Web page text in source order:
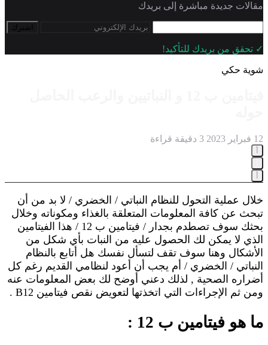
مقالات جديدة مباشرة إلى بريدك
اشترك
✓ تحقق من بريدك للتأكيد!
شوية حكي
12 فبراير 2023 3 دقيقة قراءة
خلال عملية التحول للنظام النباتي / الخضري / لا بد من أن
تبحث عن كافة المعلومات المتعلقة بالغذاء ومكوناته وخلال
بحثك سوف تصطدم بجدار / فيتامين ب 12 / هذا الفيتامين
الذي لا يمكن لك الحصول عليه من النبات بأي شكل من
الأشكال وهنا سوف تقف لتسأل نفسك هل أتابع بالنظام
النباتي / الخضري / أم يجب أن أعود لنظامي القديم رغم كل
أضراره الصحية , لذلك دعني أوضح لك بعض المعلومات عنه
ومن ثم الإجراءات التي اتخذتها لتعويض نقص فيتامين B12 .
ما هو فيتامين ب 12 :